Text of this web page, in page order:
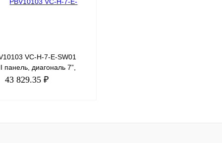
VC-H-7-E-SW01
панель, диагональ 7”,
1024х600 (16:9),
43 829.35 ₽